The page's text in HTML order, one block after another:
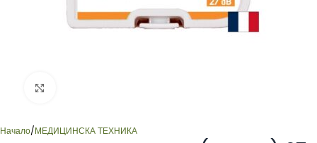
Начало/МЕДИЦИНСКА ТЕХНИКА